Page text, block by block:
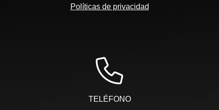
Políticas de privacidad
TELÉFONO